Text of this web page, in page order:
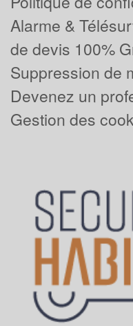
Alarme &
de devis 100%
Suppression de
Devenez un
Gestion des